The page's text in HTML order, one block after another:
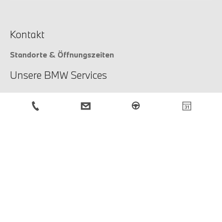
Kontakt
Standorte & Öffnungszeiten
Unsere BMW Services
Unsere Services
Service-Anfrage